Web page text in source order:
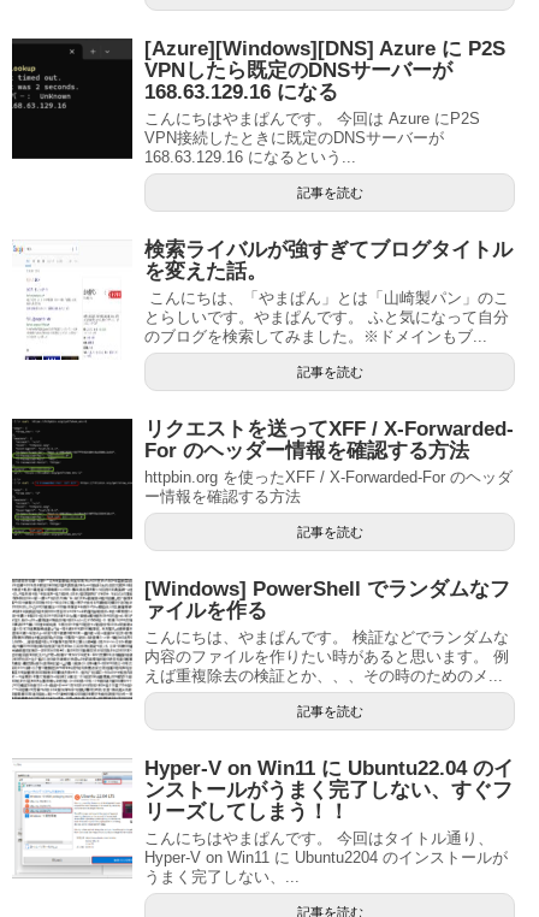
[Azure][Windows][DNS] Azure に P2S
VPNしたら既定のDNSサーバーが
168.63.129.16 になる
こんにちはやまぱんです。 今回は Azure にP2S
VPN接続したときに既定のDNSサーバーが
168.63.129.16 になるという...
記事を読む
検索ライバルが強すぎてブログタイトル
を変えた話。
こんにちは、「やまぱん」とは「山崎製パン」のこ
とらしいです。やまぱんです。 ふと気になって自分
のブログを検索してみました。※ドメインもブ...
記事を読む
リクエストを送ってXFF / X-Forwarded-
For のヘッダー情報を確認する方法
httpbin.org を使ったXFF / X-Forwarded-For のヘッダ
ー情報を確認する方法
記事を読む
[Windows] PowerShell でランダムなフ
ァイルを作る
こんにちは、やまぱんです。 検証などでランダムな
内容のファイルを作りたい時があると思います。 例
えば重複除去の検証とか、、、その時のためのメ...
記事を読む
Hyper-V on Win11 に Ubuntu22.04 のイ
ンストールがうまく完了しない、すぐフ
リーズしてしまう！！
こんにちはやまぱんです。 今回はタイトル通り、
Hyper-V on Win11 に Ubuntu2204 のインストールが
うまく完了しない、...
記事を読む